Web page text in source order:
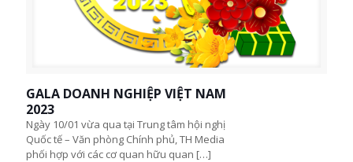
GALA DOANH NGHIỆP VIỆT NAM
2023
Ngày 10/01 vừa qua tại Trung tâm hội nghị
Quốc tế – Văn phòng Chính phủ, TH Media
phối hợp với các cơ quan hữu quan […]